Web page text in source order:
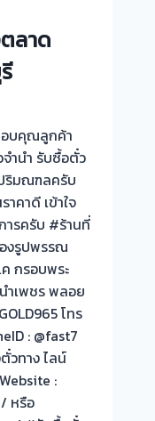
ลาด
อบคุณลูกค้า
ำนำ รับซื้อตั๋ว
ริมณฑลครับ
คาดี เข้าใจ
รครับ #ร้านที่
งรูปพรรณ
กรอบพระ
ำเพชร พลอย
โทร
: @fast7
วทาง ไลน์
:
หรือ